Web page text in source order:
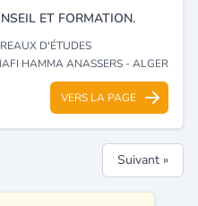
ET FORMATION.
D'ÉTUDES
HAMMA ANASSERS - ALGER
VERS LA PAGE
Suivant »